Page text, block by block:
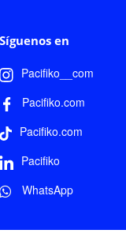
Síguenos en
Pacifiko__com
Pacifiko.com
Pacifiko.com
Pacifiko
WhatsApp